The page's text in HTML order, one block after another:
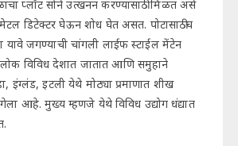
प्लॉट सोने उत्खनन करण्यासाठी मिळत असे
डिटेक्टर घेऊन शोध घेत असत. पोटासाठीच
यावे जगण्याची चांगली लाईफ स्टाईल मेंटेन
लोक विविध देशात जातात आणि समुहाने
इंग्लंड, इटली येथे मोठ्या प्रमाणात शीख
आहे. मुख्य म्हणजे येथे विविध उद्योग धंद्यात